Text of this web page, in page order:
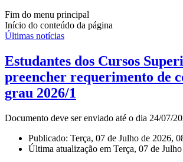
Fim do menu principal
Início do conteúdo da página
Últimas notícias
Estudantes dos Cursos
preencher requerimento de
grau 2026/1
Documento deve ser enviado até o dia 24/07/
Publicado: Terça, 07 de Julho de 2026,
Última atualização em Terça, 07 de